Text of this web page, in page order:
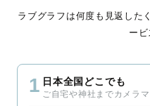
ラブグラフは何度も見返した
ービ
1 日本全国どこでも
ご自宅や神社までカメラ